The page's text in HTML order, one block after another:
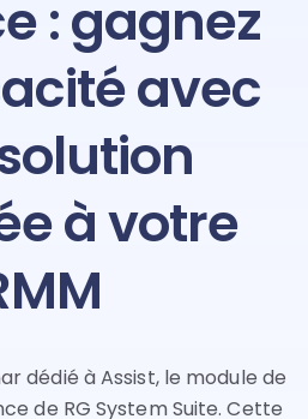
: gagnez
avec
à votre
dédié à Assist, le module de
de RG System Suite. Cette